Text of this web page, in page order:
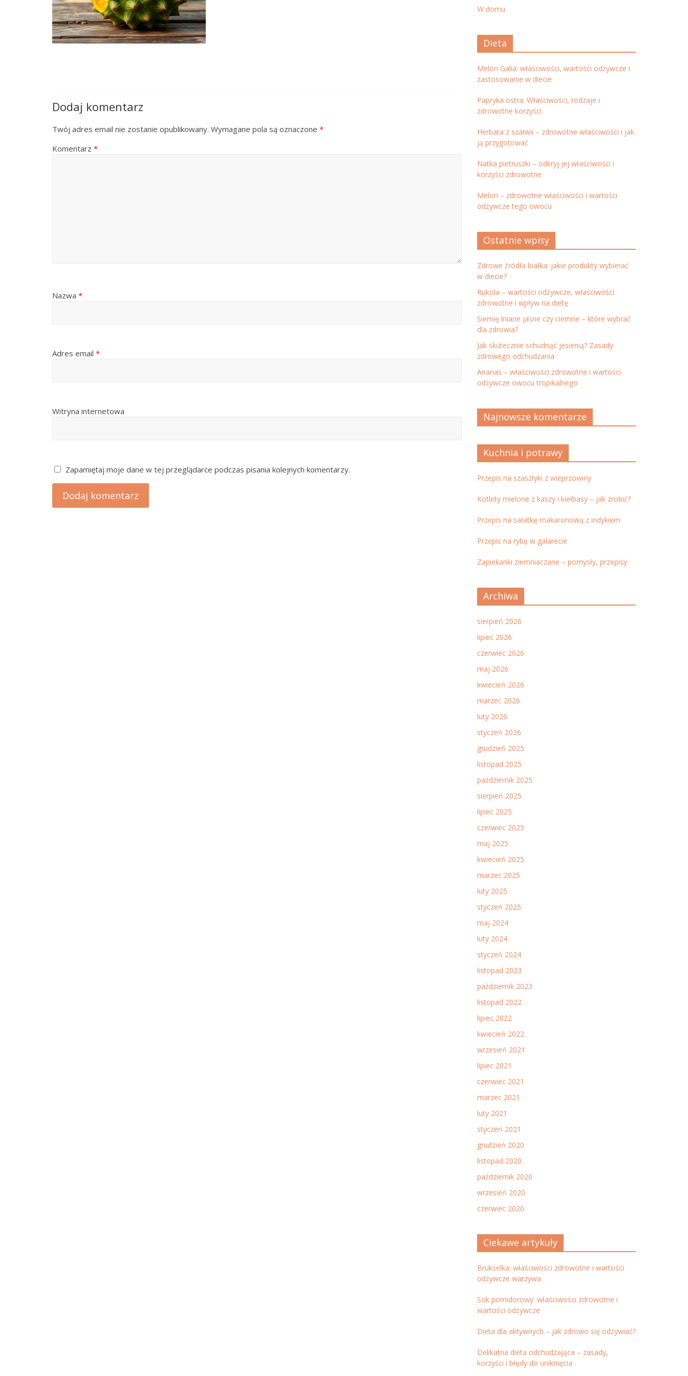
Dodaj komentarz
Twój adres email nie zostanie opublikowany. Wymagane pola są oznaczone *
Komentarz *
Nazwa *
Adres email *
Witryna internetowa
Zapamiętaj moje dane w tej przeglądarce podczas pisania kolejnych komentarzy.
W domu
Dieta
Melon Galia: właściwości, wartości odżywcze i
zastosowanie w diecie
Papryka ostra: Właściwości, rodzaje i
zdrowotne korzyści
Herbata z szałwii – zdrowotne właściwości i jak
ją przygotować
Natka pietruszki – odkryj jej właściwości i
korzyści zdrowotne
Melon – zdrowotne właściwości i wartości
odżywcze tego owocu
Ostatnie wpisy
Zdrowe źródła białka: jakie produkty wybierać
w diecie?
Rukola – wartości odżywcze, właściwości
zdrowotne i wpływ na dietę
Siemię lniane jasne czy ciemne – które wybrać
dla zdrowia?
Jak skutecznie schudnąć jesienią? Zasady
zdrowego odchudzania
Ananas – właściwości zdrowotne i wartości
odżywcze owocu tropikalnego
Najnowsze komentarze
Kuchnia i potrawy
Przepis na szaszłyki z wieprzowiny
Kotlety mielone z kaszy i kiełbasy – jak zrobić?
Przepis na sałatkę makaronową z indykiem
Przepis na rybę w galarecie
Zapiekanki ziemniaczane – pomysły, przepisy
Archiwa
sierpień 2026
lipiec 2026
czerwiec 2026
maj 2026
kwiecień 2026
marzec 2026
luty 2026
styczeń 2026
grudzień 2025
listopad 2025
październik 2025
sierpień 2025
lipiec 2025
czerwiec 2025
maj 2025
kwiecień 2025
marzec 2025
luty 2025
styczeń 2025
maj 2024
luty 2024
styczeń 2024
listopad 2023
październik 2023
listopad 2022
lipiec 2022
kwiecień 2022
wrzesień 2021
lipiec 2021
czerwiec 2021
marzec 2021
luty 2021
styczeń 2021
grudzień 2020
listopad 2020
październik 2020
wrzesień 2020
czerwiec 2020
Ciekawe artykuły
Brukselka: właściwości zdrowotne i wartości
odżywcze warzywa
Sok pomidorowy: właściwości zdrowotne i
wartości odżywcze
Dieta dla aktywnych – jak zdrowo się odżywiać?
Delikatna dieta odchudzająca – zasady,
korzyści i błędy do uniknięcia